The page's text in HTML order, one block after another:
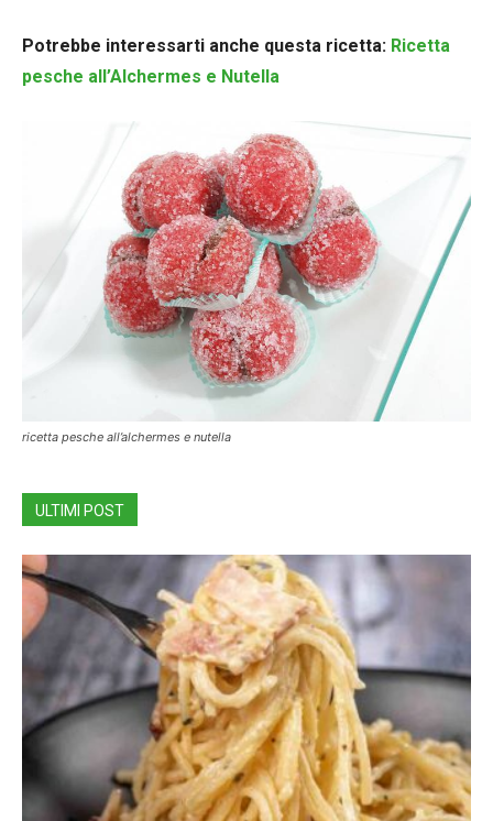
Potrebbe interessarti anche questa ricetta: Ricetta
pesche all’Alchermes e Nutella
ricetta pesche all’alchermes e nutella
ULTIMI POST